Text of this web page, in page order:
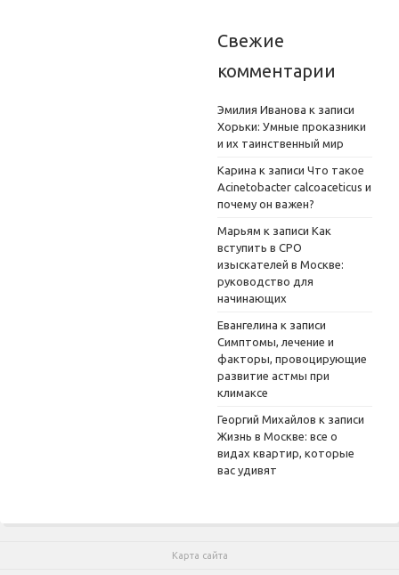
Свежие
комментарии
Эмилия Иванова к записи
Хорьки: Умные проказники
и их таинственный мир
Карина к записи Что такое
Acinetobacter calcoaceticus и
почему он важен?
Марьям к записи Как
вступить в СРО
изыскателей в Москве:
руководство для
начинающих
Евангелина к записи
Симптомы, лечение и
факторы, провоцирующие
развитие астмы при
климаксе
Георгий Михайлов к записи
Жизнь в Москве: все о
видах квартир, которые
вас удивят
Карта сайта